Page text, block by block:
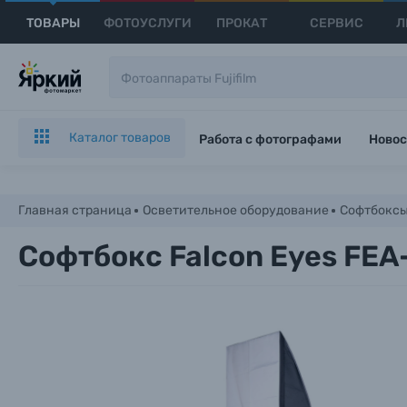
ТОВАРЫ ФОТОУСЛУГИ ПРОКАТ СЕРВИС
Каталог товаров Работа с фотографами
Главная страница Осветительное оборудование
Софтбокс Falcon Eyes